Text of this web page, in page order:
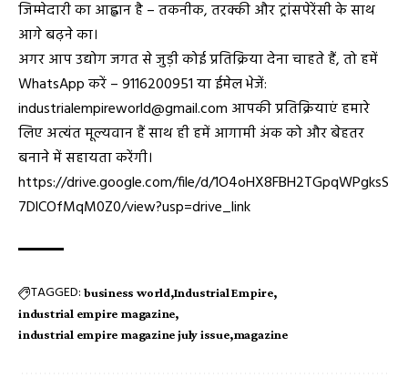
जिम्मेदारी का आह्वान है – तकनीक, तरक्की और ट्रांसपेरेंसी के साथ
आगे बढ़ने का।
अगर आप उद्योग जगत से जुड़ी कोई प्रतिक्रिया देना चाहते हैं, तो हमें
WhatsApp करें – 9116200951 या ईमेल भेजें:
industrialempireworld@gmail.com आपकी प्रतिक्रियाएं हमारे
लिए अत्यंत मूल्यवान हैं साथ ही हमें आगामी अंक को और बेहतर
बनाने में सहायता करेंगी।
https://drive.google.com/file/d/1O4oHX8FBH2TGpqWPgksS
7DlCOfMqM0Z0/view?usp=drive_link
TAGGED: business world Industrial Empire
industrial empire magazine
industrial empire magazine july issue magazine